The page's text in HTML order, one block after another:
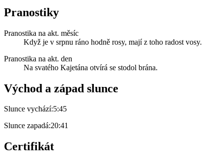
Pranostiky
Pranostika na akt. měsíc
Když je v srpnu ráno hodně rosy, mají z toho radost vosy.
Pranostika na akt. den
Na svatého Kajetána otvírá se stodol brána.
Východ a západ slunce
Slunce vychází:5:45
Slunce zapadá:20:41
Certifikát